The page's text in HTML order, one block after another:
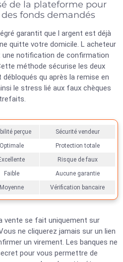
de la plateforme pour
fonds demandés
garantit que l argent est déjà
quitte votre domicile. L acheteur
une notification de confirmation
méthode sécurise les deux
qu après la remise en
le stress lié aux faux chèques
perçue
Sécurité vendeur
Optimale
Protection totale
Risque de faux
Faible
Aucune garantie
Moyenne Vérification bancaire
vente se fait uniquement sur
ne cliquerez jamais sur un lien
un virement. Les banques ne
pour vous permettre de